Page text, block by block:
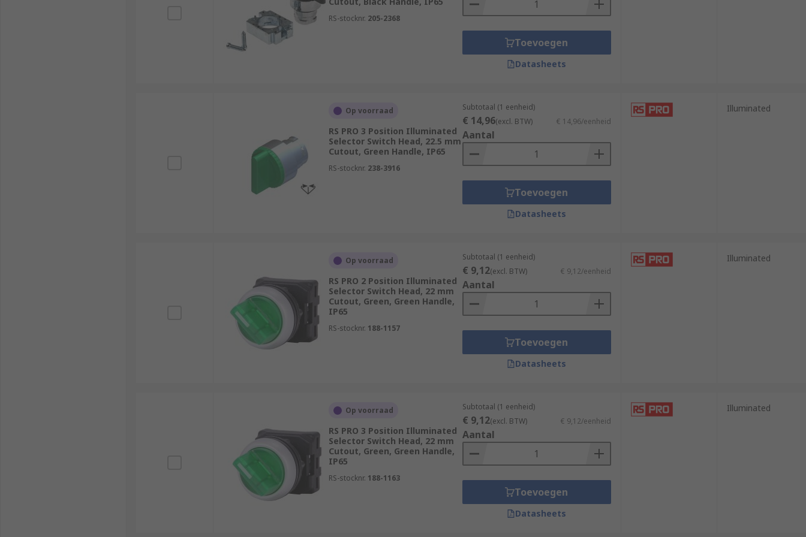
RS-stocknr. 205-2368
Toevoegen
Datasheets
Op voorraad
RS PRO 3 Position Illuminated
Selector Switch Head, 22.5 mm
Cutout, Green Handle, IP65
RS-stocknr. 238-3916
Subtotaal (1 eenheid)
€ 14,96(excl. BTW) € 14,96/eenheid
Aantal
Toevoegen
Datasheets
Illuminated
Op voorraad
RS PRO 2 Position Illuminated
Selector Switch Head, 22 mm
Cutout, Green, Green Handle,
IP65
RS-stocknr. 188-1157
Subtotaal (1 eenheid)
€ 9,12(excl. BTW) € 9,12/eenheid
Aantal
Toevoegen
Datasheets
Illuminated
Op voorraad
RS PRO 3 Position Illuminated
Selector Switch Head, 22 mm
Cutout, Green, Green Handle,
IP65
RS-stocknr. 188-1163
Subtotaal (1 eenheid)
€ 9,12(excl. BTW) € 9,12/eenheid
Aantal
Toevoegen
Datasheets
Illuminated